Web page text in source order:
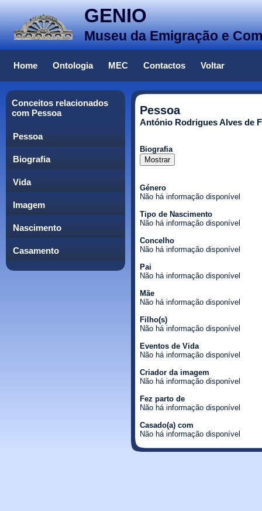
GENIO
Museu da Emigração e
Home Ontologia MEC Contactos Voltar
Conceitos relacionados
com Pessoa
Pessoa
Biografia
Vida
Imagem
Nascimento
Casamento
Pessoa
António Rodrigues Alves de
Biografia
Mostrar
Género
Não há informação disponível
Tipo de Nascimento
Não há informação disponível
Concelho
Não há informação disponível
Pai
Não há informação disponível
Mãe
Não há informação disponível
Filho(s)
Não há informação disponível
Eventos de Vida
Não há informação disponível
Criador da imagem
Não há informação disponível
Fez parto de
Não há informação disponível
Casado(a) com
Não há informação disponível